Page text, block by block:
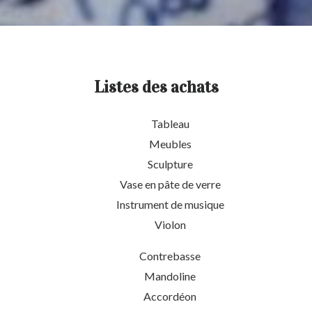
Listes des achats
Tableau
Meubles
Sculpture
Vase en pâte de verre
Instrument de musique
Violon
Contrebasse
Mandoline
Accordéon